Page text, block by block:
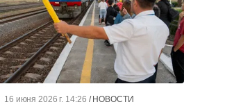
16 июня 2026 г. 14:26 НОВОСТИ